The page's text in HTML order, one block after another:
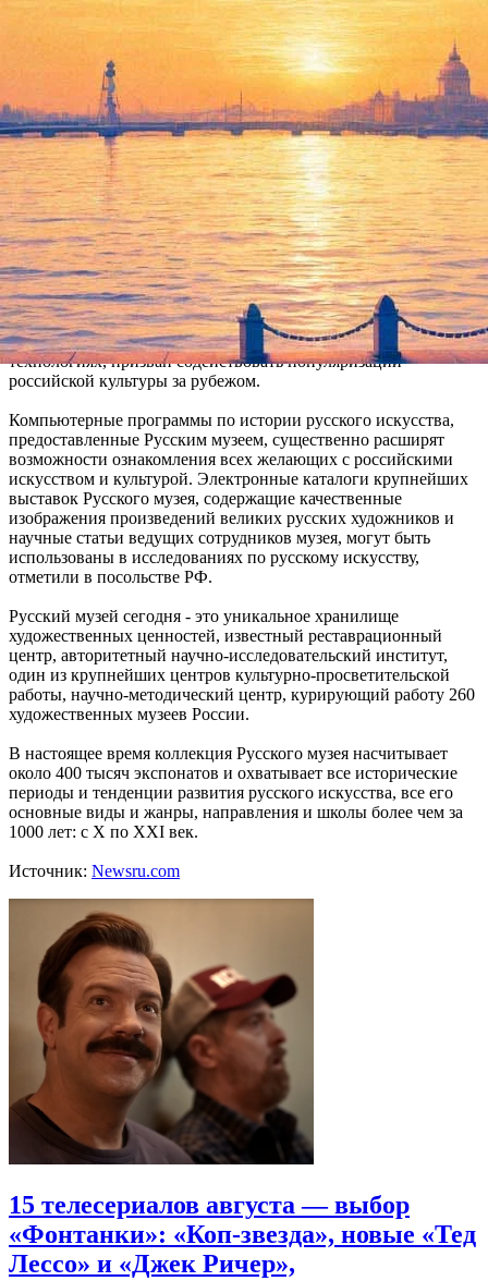
Виртуальный филиал Государственного Русского музея
открыт в понедельник в Музее "М" бельгийского города
Левен.
Проект реализован при участии Центра российских
исследований при Левенском католическом университете и
при поддержке посольства РФ и представительства
Россотрудничества в Брюсселе.
В апреле 2011 года виртуальный филиал Русского музея был
открыт в Центре русского языка и культуры при университете
бельгийского города Монс.
Уникальный проект, основанный на самых передовых
технологиях, призван содействовать популяризации
российской культуры за рубежом.
Компьютерные программы по истории русского искусства,
предоставленные Русским музеем, существенно расширят
возможности ознакомления всех желающих с российскими
искусством и культурой. Электронные каталоги крупнейших
выставок Русского музея, содержащие качественные
изображения произведений великих русских художников и
научные статьи ведущих сотрудников музея, могут быть
использованы в исследованиях по русскому искусству,
отметили в посольстве РФ.
Русский музей сегодня - это уникальное хранилище
художественных ценностей, известный реставрационный
центр, авторитетный научно-исследовательский институт,
один из крупнейших центров культурно-просветительской
работы, научно-методический центр, курирующий работу 260
художественных музеев России.
В настоящее время коллекция Русского музея насчитывает
около 400 тысяч экспонатов и охватывает все исторические
периоды и тенденции развития русского искусства, все его
основные виды и жанры, направления и школы более чем за
1000 лет: с Х по ХХI век.
Источник: Newsru.com
15 телесериалов августа — выбор
«Фонтанки»: «Коп-звезда», новые «Тед
Лессо» и «Джек Ричер»,